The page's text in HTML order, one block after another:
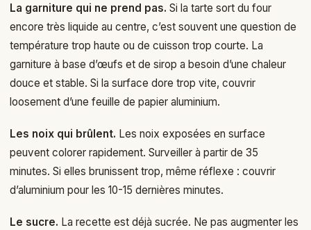
La garniture qui ne prend pas. Si la tarte sort du four
encore très liquide au centre, c’est souvent une question de
température trop haute ou de cuisson trop courte. La
garniture à base d’œufs et de sirop a besoin d’une chaleur
douce et stable. Si la surface dore trop vite, couvrir
loosement d’une feuille de papier aluminium.
Les noix qui brûlent. Les noix exposées en surface
peuvent colorer rapidement. Surveiller à partir de 35
minutes. Si elles brunissent trop, même réflexe : couvrir
d’aluminium pour les 10-15 dernières minutes.
Le sucre. La recette est déjà sucrée. Ne pas augmenter les